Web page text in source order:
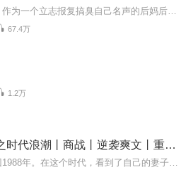
67.4万
1.2万
重返1988之时代浪潮丨商战丨逆袭爽文丨重生丨免费